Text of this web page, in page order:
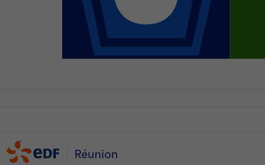
Réunion